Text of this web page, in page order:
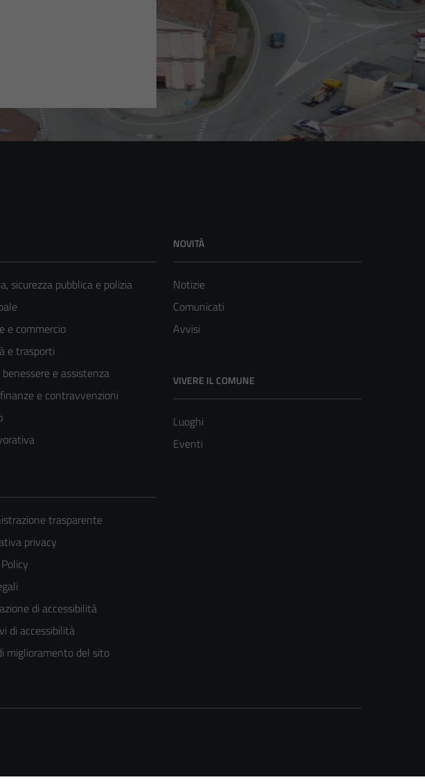
sicurezza pubblica e polizia
e commercio
e trasporti
e assistenza
e contravvenzioni
NOVITÀ
Notizie
Comunicati
Avvisi
VIVERE IL COMUNE
Luoghi
Eventi
trasparente
privacy
di accessibilità
di accessibilità
miglioramento del sito
cookie